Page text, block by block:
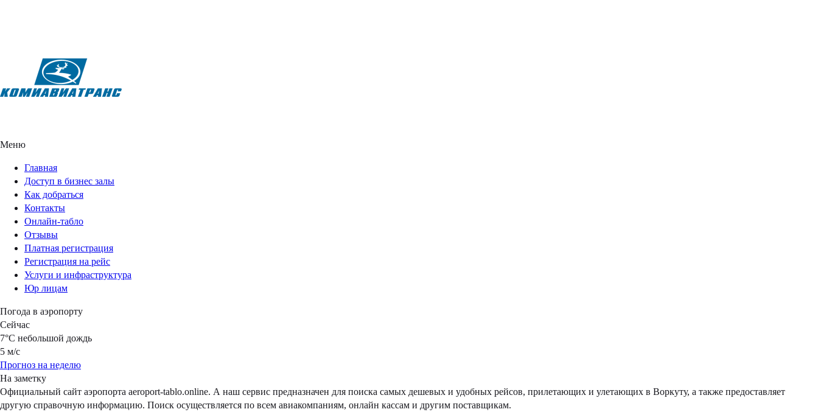
Меню
Главная
Доступ в бизнес залы
Как добраться
Контакты
Онлайн-табло
Отзывы
Платная регистрация
Регистрация на рейс
Услуги и инфраструктура
Юр лицам
Погода в аэропорту
Сейчас
7°C небольшой дождь
5 м/с
Прогноз на неделю
На заметку
Официальный сайт аэропорта aeroport-tablo.online. А наш сервис предназначен для поиска самых дешевых и удобных рейсов, прилетающих и улетающих в Воркуту, а также предоставляет
другую справочную информацию. Поиск осуществляется по всем авиакомпаниям, онлайн кассам и другим поставщикам.